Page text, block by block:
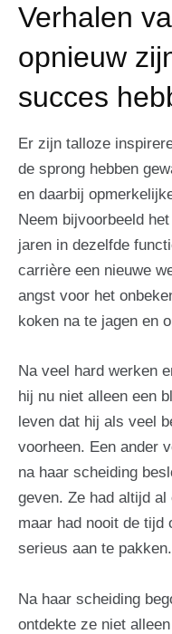
Verhalen
opnieuw
succes
Er zijn talloze
de sprong hebben
en daarbij
Neem bijvoorbeeld
jaren in dezelfde
carrière een nieuwe
angst voor het
koken na te jagen en
Na veel hard werken
hij nu niet alleen een
leven dat hij als veel
voorheen. Een ander
na haar scheiding
geven. Ze had altijd
maar had nooit de tijd
serieus aan te pakken.
Na haar scheiding
ontdekte ze niet